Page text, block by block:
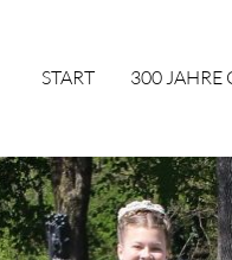
START 300 JAHRE